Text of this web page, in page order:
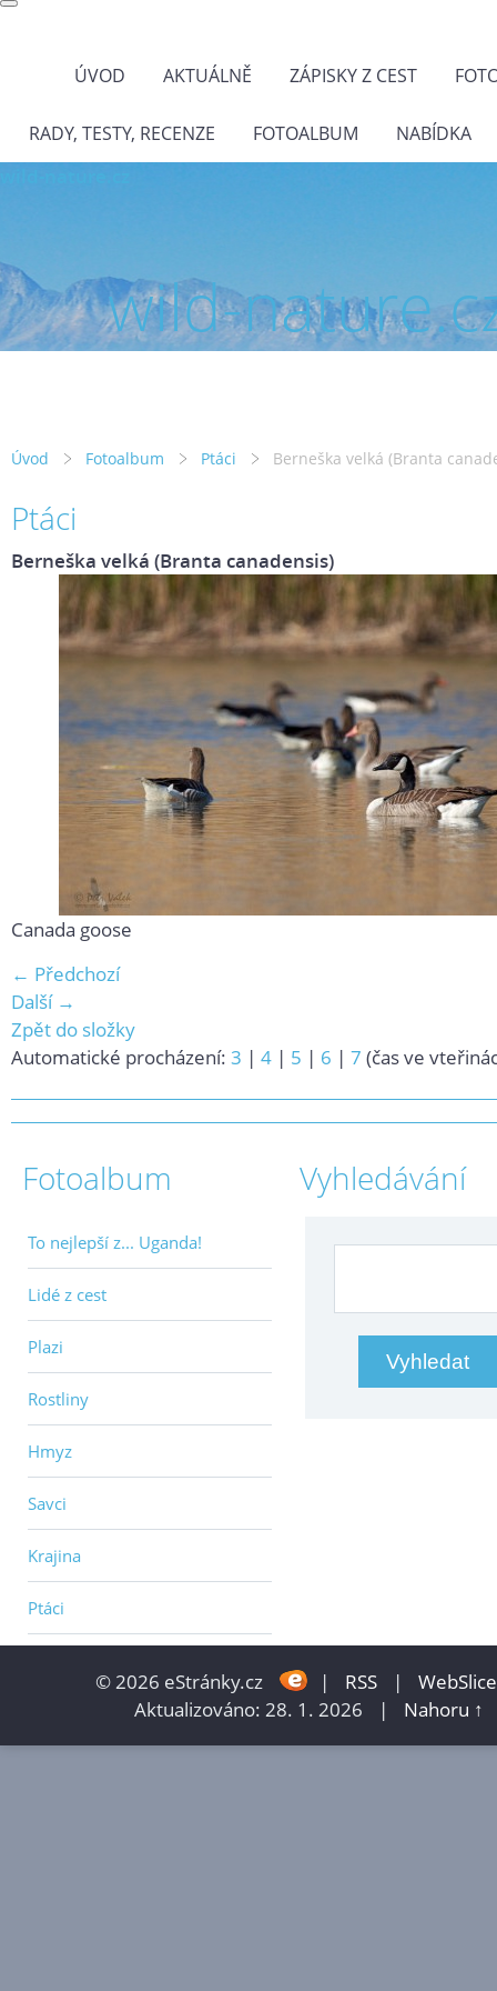
ÚVOD AKTUÁLNĚ ZÁPISKY Z CEST
RADY, TESTY, RECENZE FOTOALBUM NABÍDKA
wild-
Úvod Fotoalbum Ptáci Berneška velká (Branta
Ptáci
Berneška velká (Branta canadensis)
Canada goose
← Předchozí
Další →
Zpět do složky
Automatické procházení: 3 | 4 | 5 | 6 | 7 (čas ve
Fotoalbum
To nejlepší z... Uganda!
Lidé z cest
Plazi
Rostliny
Hmyz
Savci
Krajina
Ptáci
Vyhledávání
© 2026 eStránky.cz | RSS |
WebSlice
Aktualizováno: 28. 1. 2026
| Nahoru ↑